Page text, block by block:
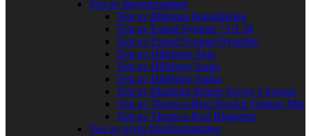
Test av lägerutrustning
Test av Biltemas liggunderlag
Test av Exped Synmat 7 UL M
Test av Exped Synmat Hyperlite
Test av Hilleberg Akto
Test av Hilleberg Soulo
Test av Hilleberg Staika
Test av Mammut Sphere Down 3 Season
Test av Therm-a-Rest NeoAir Venture Mat
Test av Therm-a-Rest Ridgerest
Test av övrig friluftsutrustning